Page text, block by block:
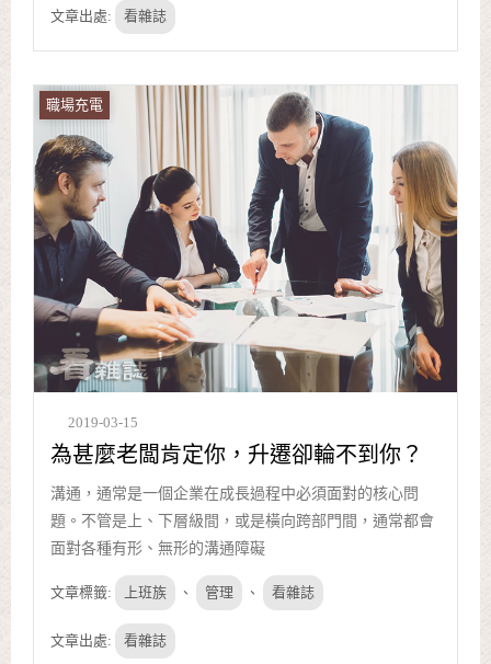
文章出處: 看雜誌
職場充電
2019-03-15
為甚麼老闆肯定你，升遷卻輪不到你？
溝通，通常是一個企業在成長過程中必須面對的核心問
題。不管是上、下層級間，或是橫向跨部門間，通常都會
面對各種有形、無形的溝通障礙
文章標籤: 上班族 、 管理 、 看雜誌
文章出處: 看雜誌